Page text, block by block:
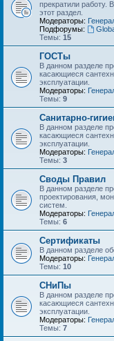
прекратили работу.
этот раздел.
Модераторы:
Подфорумы:
Темы: 15
ГОСТы
В данном разделе
касающиеся
эксплуатации.
Модераторы:
Темы: 9
Санитарно-
В данном разделе
касающиеся
эксплуатации.
Модераторы:
Темы: 3
Своды Правил
В данном разделе
проектирования,
систем.
Модераторы:
Темы: 6
Сертификаты
В данном разделе
Модераторы:
Темы: 10
СНиПы
В данном разделе
касающиеся
эксплуатации.
Модераторы:
Темы: 7